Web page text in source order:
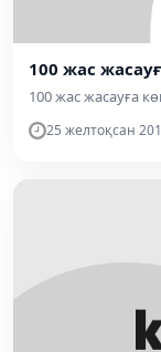
100 жас
100 жас жасауға
25 желтоқсан